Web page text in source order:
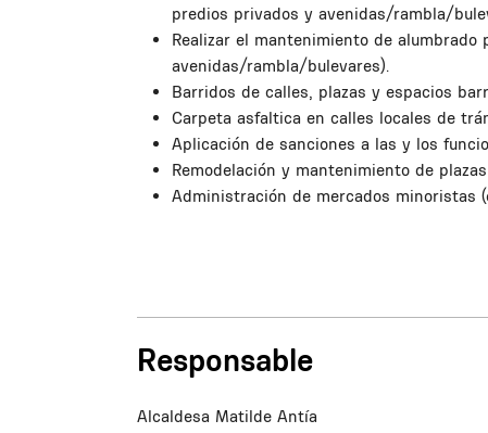
predios privados y avenidas/rambla/
Realizar el mantenimiento de
avenidas/rambla/bulevares).
Barridos de calles, plazas y espacios
Carpeta asfaltica en calles locales de
Aplicación de sanciones a las y los
Remodelación y mantenimiento de
Administración de mercados minoristas
Responsable
Alcaldesa Matilde Antía